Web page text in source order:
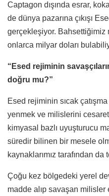
Captagon dışında esrar,
de dünya pazarına çıkışı
gerçekleşiyor.
onlarca milyar doları
“Esed rejiminin
doğru mu?”
Esed rejiminin sıcak
yenmek ve milislerini
kimyasal bazlı uyuşturucu
süredir bilinen bir mesele
kaynaklarımız tarafından
Çoğu kez bölgedeki yerel
madde alıp savaşan